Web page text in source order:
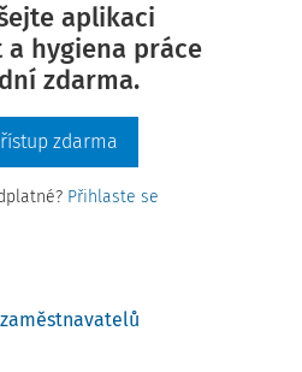
aplikaci
a hygiena práce
zdarma.
zdarma
Přihlaste se